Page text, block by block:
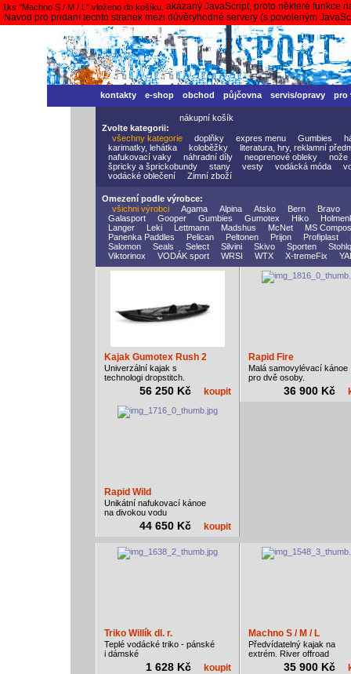
Váš prohlížeč nepodporuje nebo má zakázaný JavaScript, proto některé funkce
Návod pro přidání těchto stránek mezi důvěryhodné servery (s povoleným
1ks "Machno S / M / L" vloženo do košíku.
kontakty e-shop obchod půjčovna servis/opravy pro
nákupní košík
Zvolte kategorii:
všechny kategorie
doplňky expres menu Gumbies
karimatky, lehátka
koloběžky
literatura, hry, reklamní
nafukovací vaky
náhradní díly neoprenové obleky
nože
špricky a šprickobundy
stany vesty vodácká móda
vodácké oblečení
Zimní zboží
Omezení podle výrobce:
všichni výrobci
Agama Alpina Atsko Bern
Bravo
Galasport
Gooper Gumbies Gumotex Hiko
Langer
Leki Lettmann Madshus McNet
MS
Panenka Paddles
Pelican Peltonen Prijon Profiplast
Salomon
Seals Select Silvini Skivo Sporten
Viktorinox
VODÁK sport WRSI WTX X-tremeFix
Kajak Gumotex Rush 2
Univerzální kajak s
technologi dropstitch.
56 250 Kč koupit
Rapid Fire
Malá samovylévací kánoe
pro dvě osoby.
36 900 Kč
Rapid Wild
Unikátní nafukovací kánoe
na divokou vodu
44 650 Kč koupit
Triko Willík dl. r.
Teplé vodácké triko - pánské
i dámské
1 628 Kč koupit
Machno S / M / L
Předvídatelný kajak na
extrém. River offroad
35 900 Kč